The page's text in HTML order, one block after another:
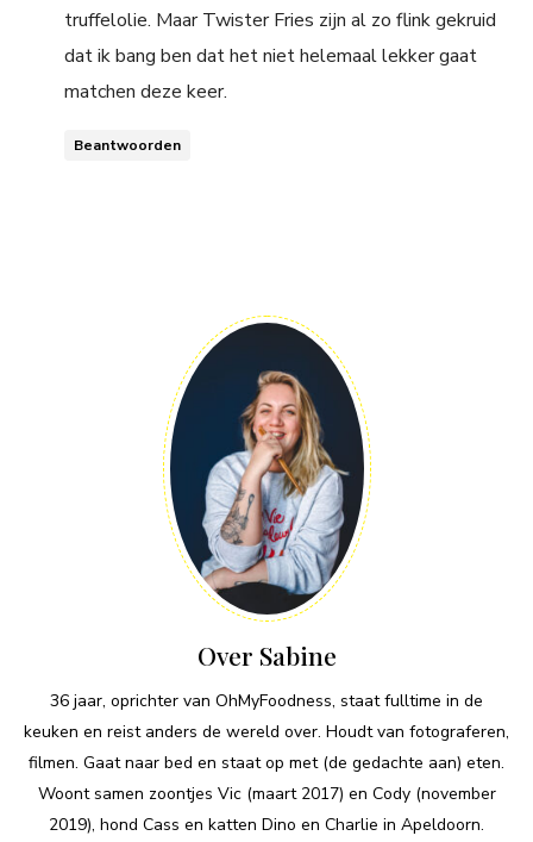
truffelolie. Maar Twister Fries zijn al zo flink gekruid
dat ik bang ben dat het niet helemaal lekker gaat
matchen deze keer.
Beantwoorden
Over Sabine
36 jaar, oprichter van OhMyFoodness, staat fulltime in de
keuken en reist anders de wereld over. Houdt van fotograferen,
filmen. Gaat naar bed en staat op met (de gedachte aan) eten.
Woont samen zoontjes Vic (maart 2017) en Cody (november
2019), hond Cass en katten Dino en Charlie in Apeldoorn.